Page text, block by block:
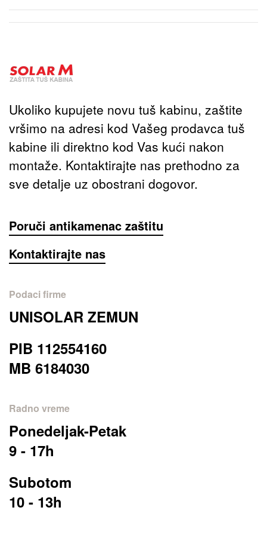
Ukoliko kupujete novu tuš kabinu, zaštite
vršimo na adresi kod Vašeg prodavca tuš
kabine ili direktno kod Vas kući nakon
montaže. Kontaktirajte nas prethodno za
sve detalje uz obostrani dogovor.
Poruči antikamenac zaštitu
Kontaktirajte nas
Podaci firme
UNISOLAR ZEMUN
PIB 112554160
MB 6184030
Radno vreme
Ponedeljak-Petak
9 - 17h
Subotom
10 - 13h